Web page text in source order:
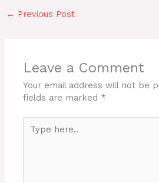
← Previous Post
Leave a Comment
Your email address will not be
fields are marked *
here..